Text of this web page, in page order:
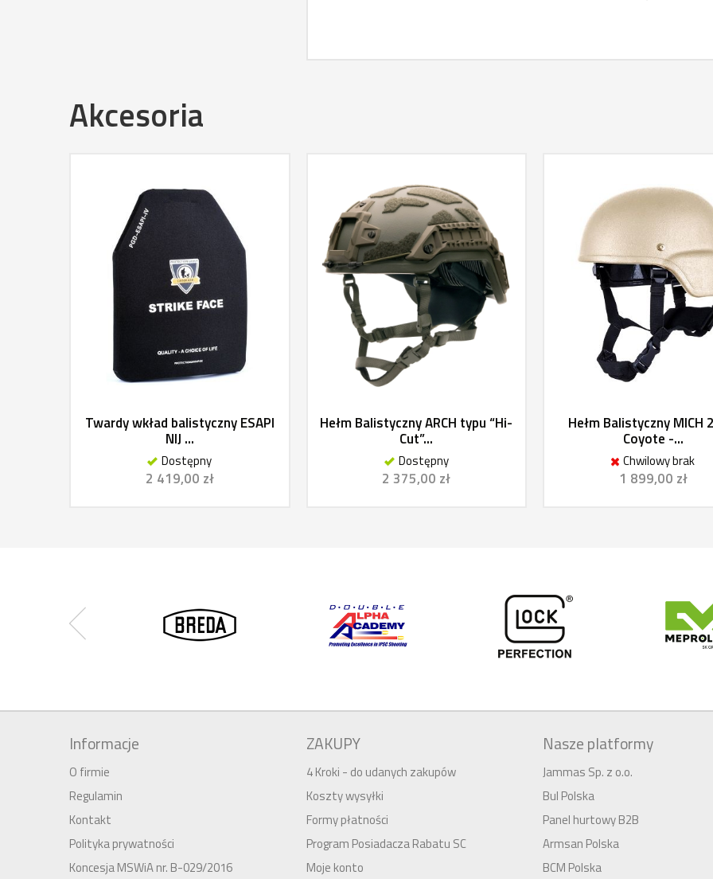
Akcesoria
Twardy wkład balistyczny ESAPI
NIJ ...
Dostępny
2 419,00 zł
Hełm Balistyczny ARCH typu “Hi-
Cut”...
Dostępny
2 375,00 zł
Hełm Balistyczny MICH
Coyote -...
Chwilowy brak
1 899,00 zł
Informacje
O firmie
Regulamin
Kontakt
Polityka prywatności
Koncesja MSWiA nr. B-029/2016
ZAKUPY
4 Kroki - do udanych zakupów
Koszty wysyłki
Formy płatności
Program Posiadacza Rabatu SC
Moje konto
Nasze platformy
Jammas Sp. z o.o.
Bul Polska
Panel hurtowy B2B
Armsan Polska
BCM Polska